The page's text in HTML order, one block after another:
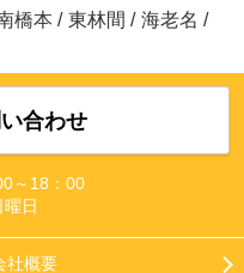
橋本 / 東林間 / 海老名 /
合わせ
～18：00
曜日
社概要